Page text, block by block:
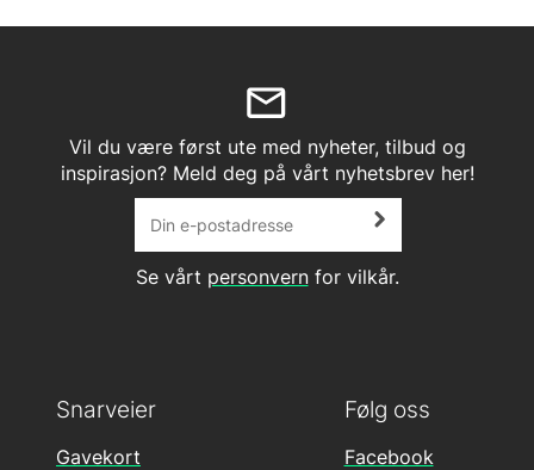
Vil du være først ute med nyheter, tilbud og
inspirasjon? Meld deg på vårt nyhetsbrev her!
Se vårt personvernfor vilkår.
Følg oss
Facebook
Snarveier
Gavekort